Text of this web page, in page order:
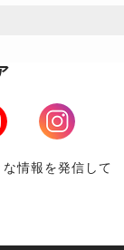
Instagram
情報を発信して